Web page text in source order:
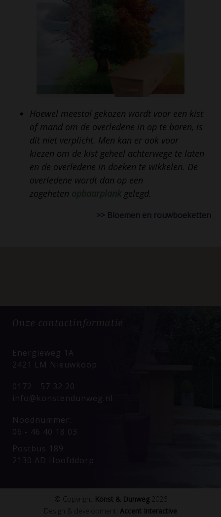
Hoewel meestal gekozen wordt voor een kist
of mand om de overledene in op te baren, is
dit niet verplicht. Men kan er ook voor
kiezen om de kist geheel achterwege te laten
en de overledene in doeken te wikkelen. De
overledene wordt dan op een
zogeheten
gelegd.
>> Bloemen en rouwboeketten
Onze contactinformatie
Energieweg 1A
2421 LM Nieuwkoop
0172 - 57 32 20
info@konstendunweg.nl
Noodnummer:
06 - 46 40 18 03
Postbus 189
2130 AD Hoofddorp
© Copyright Könst & Dunweg2026
Design & development: Accent Interactive